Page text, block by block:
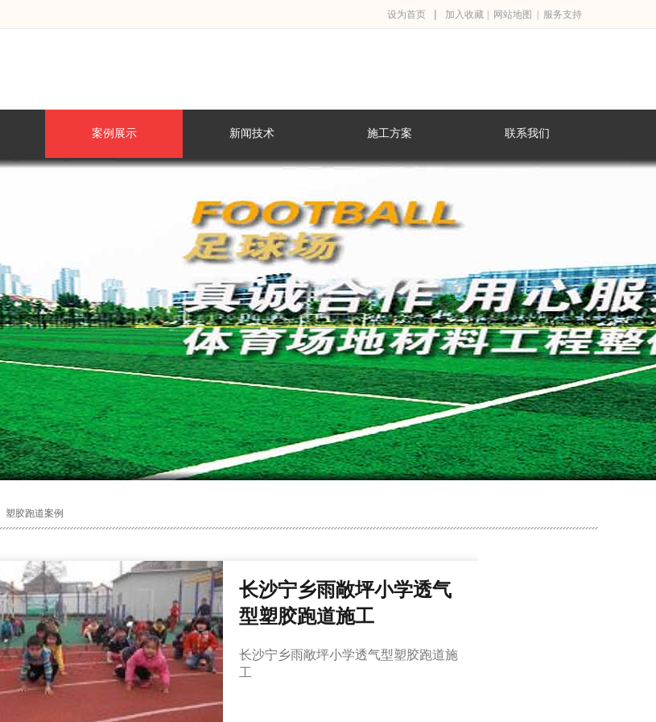
设为首页 | 加入收藏 网站地图 服务支持
案例展示 新闻技术 施工方案 联系我们
塑胶跑道案例
长沙宁乡雨敞坪小学透气
型塑胶跑道施工
长沙宁乡雨敞坪小学透气型塑胶跑道施
工